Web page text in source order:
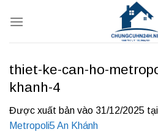
qua
thiet-ke-can-ho-
khanh-4
Được xuất bản vào 31/12/2025 tại
Metropoli5 An Khánh